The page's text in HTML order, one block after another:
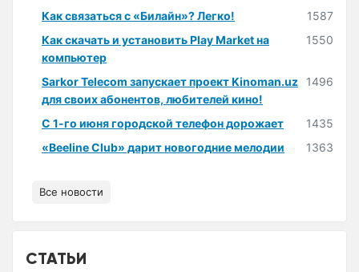
Как связаться с «Билайн»? Легко!
1587
Как скачать и установить Play Market на
компьютер
1550
Sarkor Telecom запускает проект Kinoman.uz
для своих абонентов, любителей кино!
1496
С 1-го июня городской телефон дорожает
1435
«Beeline Club» дарит новогодние мелодии
1363
Все новости
СТАТЬИ